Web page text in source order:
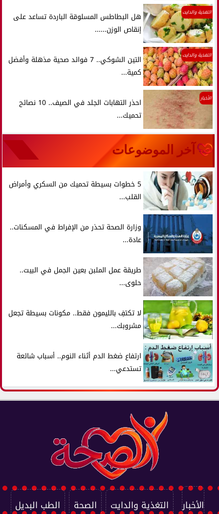
التغذية والدايت
هل البطاطس المسلوقة الباردة تساعد على
إنقاص الوزن......
التغذية والدايت
التين الشوكي.. 7 فوائد صحية مذهلة وأفضل
كمية...
الأخبار
احذر التهابات الجلد في الصيف.. 10 نصائح
تحميك...
آخر الموضوعات
5 خطوات بسيطة تحميك من السكري وأمراض
القلب...
وزارة الصحة تحذر من الإفراط في المسكنات..
عادة...
طريقة عمل الملبن بعين الجمل في البيت..
حلوى...
لا تكتفِ بالليمون فقط.. مكونات بسيطة تجعل
مشروبك...
ارتفاع ضغط الدم أثناء النوم.. أسباب شائعة
تستدعي...
الأخبار التغذية والدايت الصحة الطب البديل